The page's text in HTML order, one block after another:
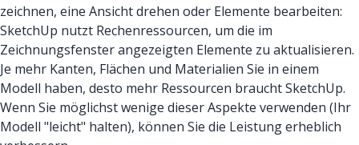
zeichnen, eine Ansicht drehen oder Elemente bearbeiten:
SketchUp nutzt Rechenressourcen, um die im
Zeichnungsfenster angezeigten Elemente zu aktualisieren.
Je mehr Kanten, Flächen und Materialien Sie in einem
Modell haben, desto mehr Ressourcen braucht SketchUp.
Wenn Sie möglichst wenige dieser Aspekte verwenden (Ihr
Modell "leicht" halten), können Sie die Leistung erheblich